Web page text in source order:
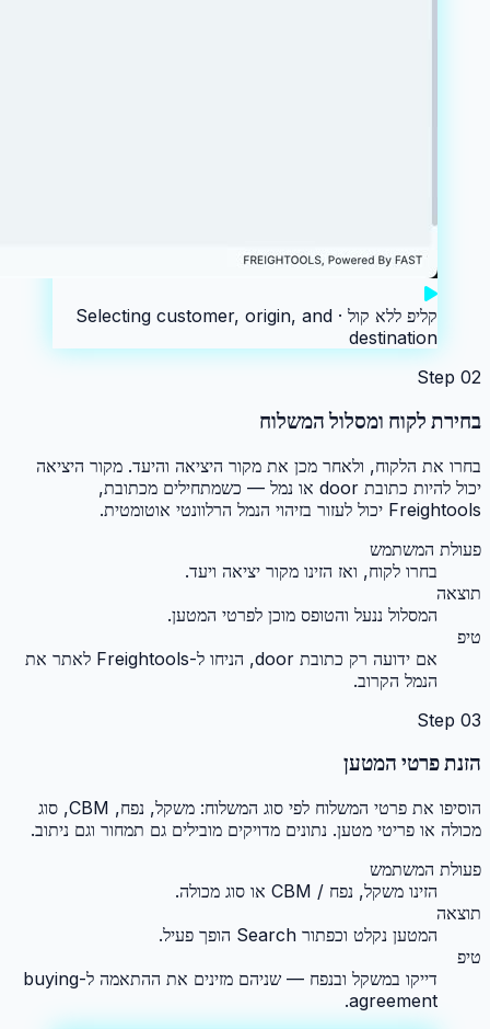
קליפ ללא קול · Selecting customer, origin, and
destination
Step 02
בחירת לקוח ומסלול המשלוח
בחרו את הלקוח, ולאחר מכן את מקור היציאה והיעד. מקור היציאה
יכול להיות כתובת door או נמל — כשמתחילים מכתובת,
Freightools יכול לעזור בזיהוי הנמל הרלוונטי אוטומטית.
פעולת המשתמש
בחרו לקוח, ואז הזינו מקור יציאה ויעד.
תוצאה
המסלול ננעל והטופס מוכן לפרטי המטען.
טיפ
אם ידועה רק כתובת door, הניחו ל-Freightools לאתר את
הנמל הקרוב.
Step 03
הזנת פרטי המטען
הוסיפו את פרטי המשלוח לפי סוג המשלוח: משקל, נפח, CBM, סוג
מכולה או פריטי מטען. נתונים מדויקים מובילים גם תמחור וגם ניתוב.
פעולת המשתמש
הזינו משקל, נפח / CBM או סוג מכולה.
תוצאה
המטען נקלט וכפתור Search הופך פעיל.
טיפ
דייקו במשקל ובנפח — שניהם מזינים את ההתאמה ל-buying
agreement.